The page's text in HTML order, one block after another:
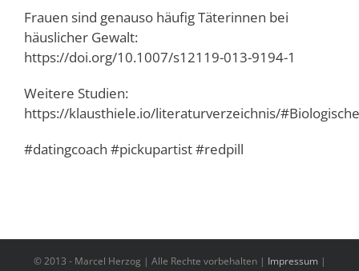
Frauen sind genauso häufig Täterinnen bei
häuslicher Gewalt:
https://doi.org/10.1007/s12119-013-9194-1
Weitere Studien:
https://klausthiele.io/literaturverzeichnis/
#datingcoach #pickupartist #redpill
© 2013 - Marcel Herzog | Alle Rechte vorbehalten | Impressum |